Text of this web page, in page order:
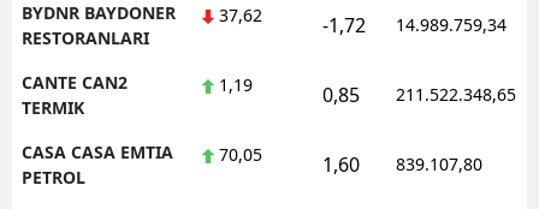
BYDNR BAYDONER
RESTORANLARI
37,62 -1,72 14.989.759,34
CANTE CAN2
TERMIK
1,19 0,85 211.522.348,65
CASA CASA EMTIA
PETROL
70,05 1,60 839.107,80